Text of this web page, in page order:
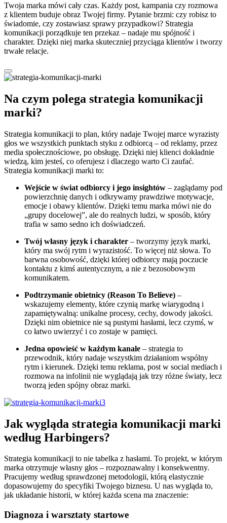
Twoja marka mówi cały czas. Każdy post, kampania czy rozmowa
z klientem buduje obraz Twojej firmy. Pytanie brzmi: czy robisz to
świadomie, czy zostawiasz sprawy przypadkowi? Strategia
komunikacji porządkuje ten przekaz – nadaje mu spójność i
charakter. Dzięki niej marka skuteczniej przyciąga klientów i tworzy
trwałe relacje.
Na czym polega strategia komunikacji
marki?
Strategia komunikacji to plan, który nadaje Twojej marce wyrazisty
głos we wszystkich punktach styku z odbiorcą – od reklamy, przez
media społecznościowe, po obsługę. Dzięki niej klienci dokładnie
wiedzą, kim jesteś, co oferujesz i dlaczego warto Ci zaufać.
Strategia komunikacji marki to:
Wejście w świat odbiorcy i jego insightów – zaglądamy pod
powierzchnię danych i odkrywamy prawdziwe motywacje,
emocje i obawy klientów. Dzięki temu marka mówi nie do
„grupy docelowej”, ale do realnych ludzi, w sposób, który
trafia w samo sedno ich doświadczeń.
Twój własny język i charakter – tworzymy język marki,
który ma swój rytm i wyrazistość. To więcej niż słowa. To
barwna osobowość, dzięki której odbiorcy mają poczucie
kontaktu z kimś autentycznym, a nie z bezosobowym
komunikatem.
Podtrzymanie obietnicy (Reason To Believe) –
wskazujemy elementy, które czynią markę wiarygodną i
zapamiętywalną: unikalne procesy, cechy, dowody jakości.
Dzięki nim obietnice nie są pustymi hasłami, lecz czymś, w
co łatwo uwierzyć i co zostaje w pamięci.
Jedna opowieść w każdym kanale – strategia to
przewodnik, który nadaje wszystkim działaniom wspólny
rytm i kierunek. Dzięki temu reklama, post w social mediach i
rozmowa na infolinii nie wyglądają jak trzy różne światy, lecz
tworzą jeden spójny obraz marki.
Jak wygląda strategia komunikacji marki
według Harbingers?
Strategia komunikacji to nie tabelka z hasłami. To projekt, w którym
marka otrzymuje własny głos – rozpoznawalny i konsekwentny.
Pracujemy według sprawdzonej metodologii, którą elastycznie
dopasowujemy do specyfiki Twojego biznesu. U nas wygląda to,
jak układanie historii, w której każda scena ma znaczenie:
Diagnoza i warsztaty startowe